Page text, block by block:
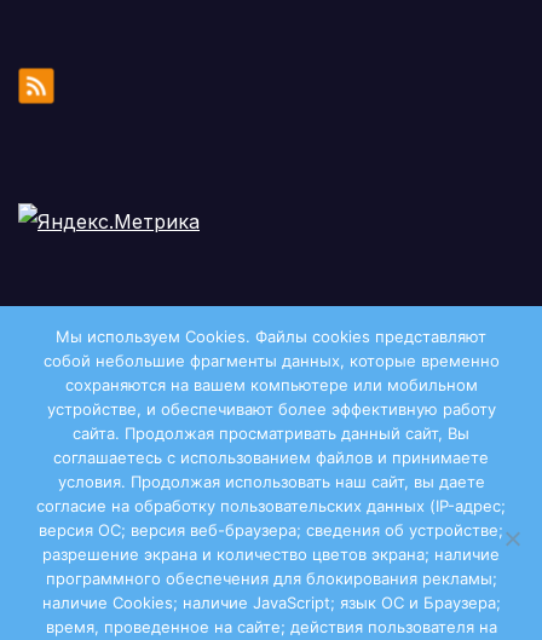
Двиноважье
Сайт работает на WordPress|Тема: Newsup, автор
Мы используем Cookies. Файлы сookies представляют
собой небольшие фрагменты данных, которые временно
сохраняются на вашем компьютере или мобильном
устройстве, и обеспечивают более эффективную работу
сайта. Продолжая просматривать данный сайт, Вы
соглашаетесь с использованием файлов и принимаете
условия. Продолжая использовать наш сайт, вы даете
согласие на обработку пользовательских данных (IP-адрес;
версия ОС; версия веб-браузера; сведения об устройстве;
разрешение экрана и количество цветов экрана; наличие
программного обеспечения для блокирования рекламы;
наличие Cookies; наличие JavaScript; язык ОС и Браузера;
время, проведенное на сайте; действия пользователя на